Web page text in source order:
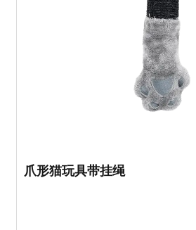
爪形猫玩具带挂绳